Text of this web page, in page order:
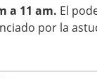
a 11 am. El
por la